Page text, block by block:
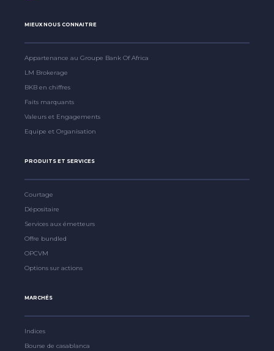
MIEUX NOUS CONNAITRE
Appartenance au Groupe Bank Of Africa
LM Brokerage
BKB en chiffres
Faits marquants
Valeurs et Engagements
Equipe et Organisation
PRODUITS ET SERVICES
Courtage
Dépositaire
Services aux émetteurs
Offre bundled
OPCVM
Options sur actions
MARCHÉS
Indices
Bourse de casablanca